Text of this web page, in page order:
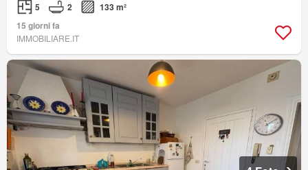
5 2
133 m²
15 giorni fa
IMMOBILIARE.IT